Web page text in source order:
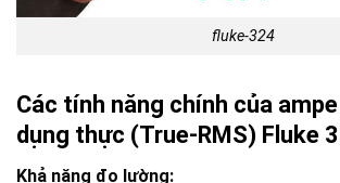
fluke-324
Các tính năng chính của
dụng thực (True-RMS) Fluke
Khả năng đo lường: